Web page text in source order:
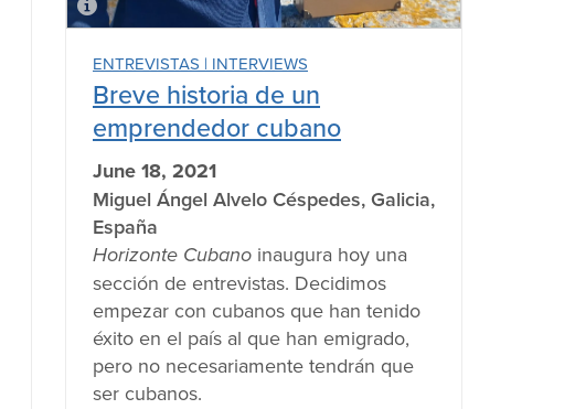
ENTREVISTAS | INTERVIEWS
Breve historia de un
emprendedor cubano
June 18, 2021
Miguel Ángel Alvelo Céspedes, Galicia,
España
Horizonte Cubano inaugura hoy una
sección de entrevistas. Decidimos
empezar con cubanos que han tenido
éxito en el país al que han emigrado,
pero no necesariamente tendrán que
ser cubanos.